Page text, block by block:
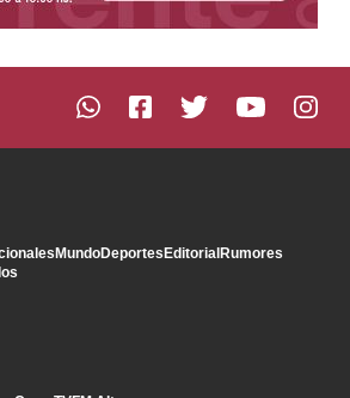
MundoDeportesEditorialRumores